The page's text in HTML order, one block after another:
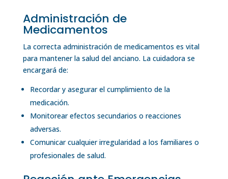
Administración de
Medicamentos
La correcta administración de medicamentos es vital
para mantener la salud del anciano. La cuidadora se
encargará de:
Recordar y asegurar el cumplimiento de la
medicación.
Monitorear efectos secundarios o reacciones
adversas.
Comunicar cualquier irregularidad a los familiares o
profesionales de salud.